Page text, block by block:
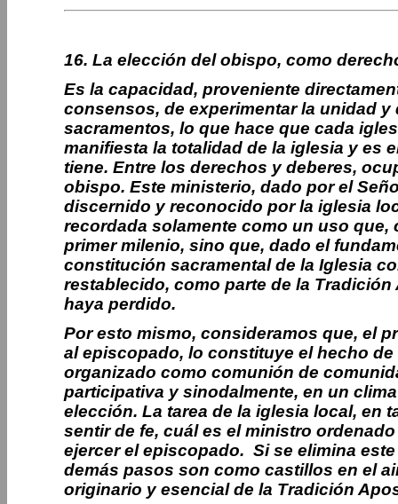
16. La elección del obispo, como
Es la capacidad, proveniente
consensos, de experimentar la unidad
sacramentos, lo que hace que cada
manifiesta la totalidad de la iglesia y es
tiene. Entre los derechos y deberes,
obispo. Este ministerio, dado por el
discernido y reconocido por la iglesia
recordada solamente como un uso
primer milenio, sino que, dado el
constitución sacramental de la Iglesia
restablecido, como parte de la Tradición
haya perdido.
Por esto mismo, consideramos que, el
al episcopado, lo constituye el hecho
organizado como comunión de
participativa y sinodalmente, en un
elección. La tarea de la iglesia local, en
sentir de fe, cuál es el ministro
ejercer el episcopado. Si se elimina
demás pasos son como castillos en el
originario y esencial de la Tradición